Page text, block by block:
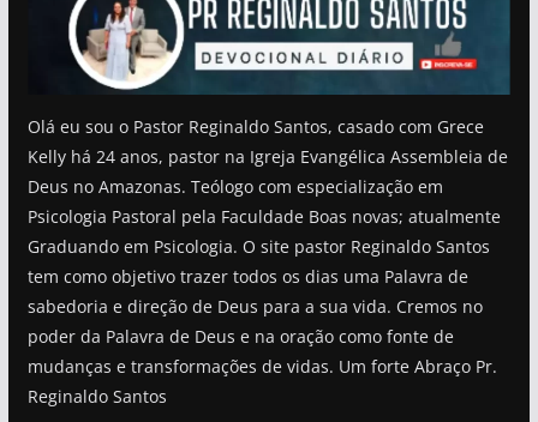
Olá eu sou o Pastor Reginaldo Santos, casado com Grece
Kelly há 24 anos, pastor na Igreja Evangélica Assembleia de
Deus no Amazonas. Teólogo com especialização em
Psicologia Pastoral pela Faculdade Boas novas; atualmente
Graduando em Psicologia. O site pastor Reginaldo Santos
tem como objetivo trazer todos os dias uma Palavra de
sabedoria e direção de Deus para a sua vida. Cremos no
poder da Palavra de Deus e na oração como fonte de
mudanças e transformações de vidas. Um forte Abraço Pr.
Reginaldo Santos